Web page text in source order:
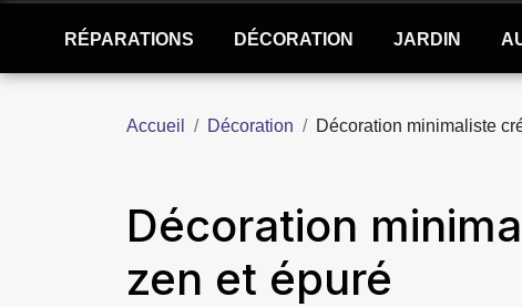
RÉPARATIONS DÉCORATION JARDIN
Accueil Décoration Décoration minimaliste
Décoration
zen et épuré